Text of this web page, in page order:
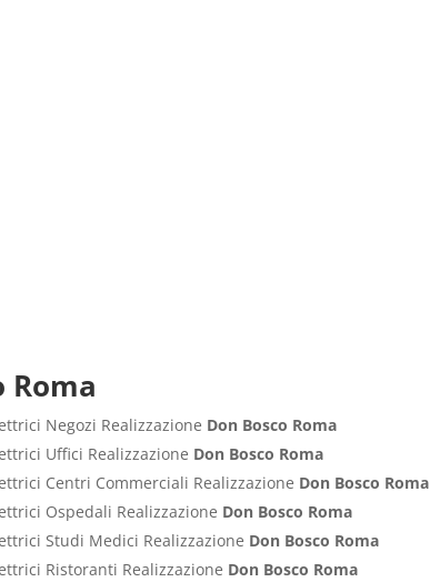
Roma
Negozi Realizzazione Don Bosco Roma
Uffici Realizzazione Don Bosco Roma
Centri Commerciali Realizzazione Don Bosco Roma
Ospedali Realizzazione Don Bosco Roma
Studi Medici Realizzazione Don Bosco Roma
Ristoranti Realizzazione Don Bosco Roma